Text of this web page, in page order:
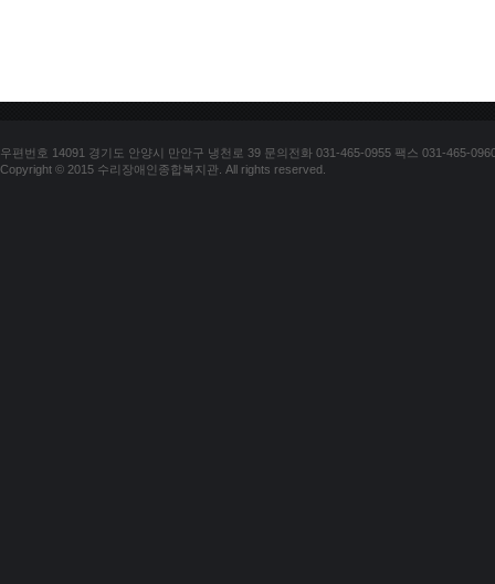
우편번호 14091 경기도 안양시 만안구 냉천로 39 문의전화 031-465-0955 팩스 031-465-
Copyright © 2015 수리장애인종합복지관. All rights reserved.